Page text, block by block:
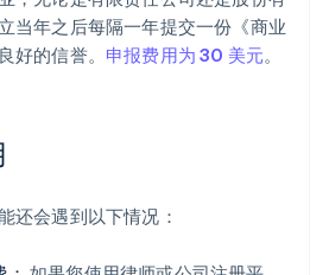
当年之后每隔一年提交一份《商业
好的信誉。 申报费用为 30 美元。
还会遇到以下情况：